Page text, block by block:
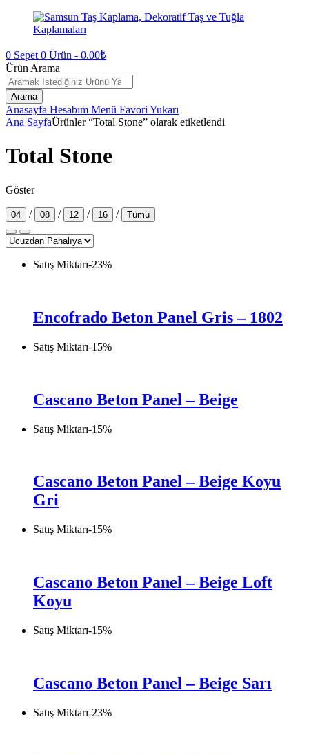
0 Sepet 0 Ürün - 0.00₺
Ürün Arama
Arama
Anasayfa Hesabım Menü Favori Yukarı
Ana SayfaÜrünler “Total Stone” olarak etiketlendi
Total Stone
Göster
04 / 08 / 12 / 16 / Tümü
Satış Miktarı-23%
Encofrado Beton Panel Gris – 1802
Satış Miktarı-15%
Cascano Beton Panel – Beige
Satış Miktarı-15%
Cascano Beton Panel – Beige Koyu
Gri
Satış Miktarı-15%
Cascano Beton Panel – Beige Loft
Koyu
Satış Miktarı-15%
Cascano Beton Panel – Beige Sarı
Satış Miktarı-23%